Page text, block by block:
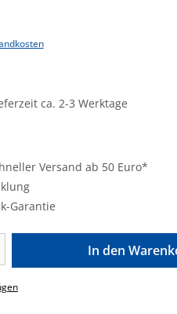
ca. 2-3 Werktage
Versand ab 50 Euro*
Garantie
In den